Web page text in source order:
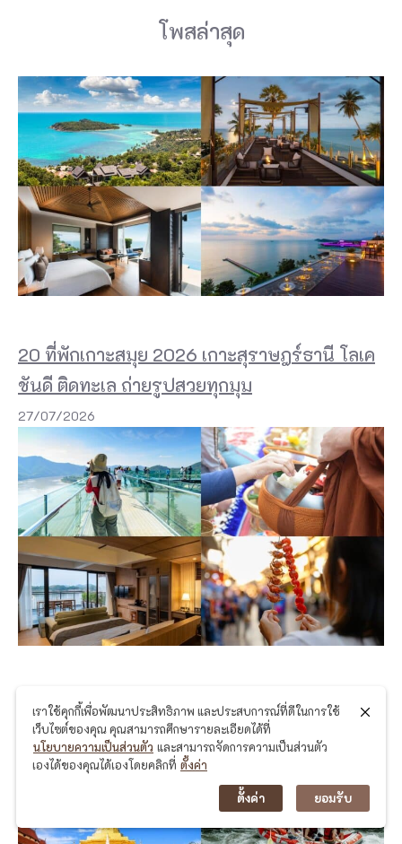
โพสล่าสุด
20 ที่พักเกาะสมุย 2026 เกาะสุราษฎร์ธานี โลเค
ชันดี ติดทะเล ถ่ายรูปสวยทุกมุม
27/07/2026
15 ที่เที่ยวเชียงคาน 2026 สถานที่ท่องเที่ยวยอด
นิยม จังหวัดเลย ที่เหมาะกับทุกสไตล์
10/07/2026
เราใช้คุกกี้เพื่อพัฒนาประสิทธิภาพ และประสบการณ์ที่ดีในการใช้
เว็บไซต์ของคุณ คุณสามารถศึกษารายละเอียดได้ที่
นโยบายความเป็นส่วนตัว และสามารถจัดการความเป็นส่วนตัว
เองได้ของคุณได้เองโดยคลิกที่ ตั้งค่า
ตั้งค่า ยอมรับ